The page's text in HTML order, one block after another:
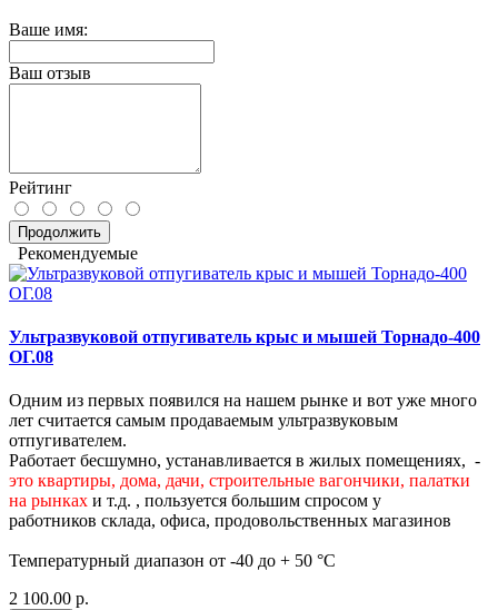
Ваше имя:
Ваш отзыв
Рейтинг
Продолжить
Рекомендуемые
Ультразвуковой отпугиватель крыс и мышей Торнадо-400
ОГ.08
Одним из первых появился на нашем рынке и вот уже много
лет считается самым продаваемым ультразвуковым
отпугивателем.
Работает бесшумно, устанавливается в жилых помещениях, -
это квартиры, дома, дачи, строительные вагончики, палатки
на рынках и т.д. , пользуется большим спросом у
работников склада, офиса, продовольственных магазинов
Температурный диапазон от -40 до + 50 °С
2 100.00 р.